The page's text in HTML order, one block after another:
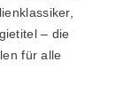
– die
für alle